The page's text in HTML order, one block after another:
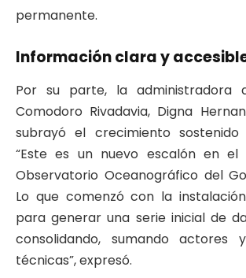
permanente.
Información clara y
Por su parte, la administradora
Comodoro Rivadavia, Digna
subrayó el crecimiento
“Este es un nuevo escalón en el
Observatorio Oceanográfico del
Lo que comenzó con la
para generar una serie inicial de
consolidando, sumando actores
técnicas”, expresó.